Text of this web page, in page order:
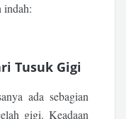
indah:
Tusuk Gigi
ada sebagian
gigi. Keadaan